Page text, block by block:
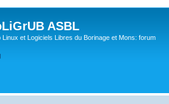
ASBL
Linux et Logiciels Libres du Borinage et Mons: forum